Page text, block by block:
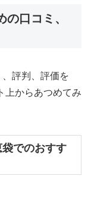
口コミ、
評判、評価を
上からあつめてみ
でのおすす